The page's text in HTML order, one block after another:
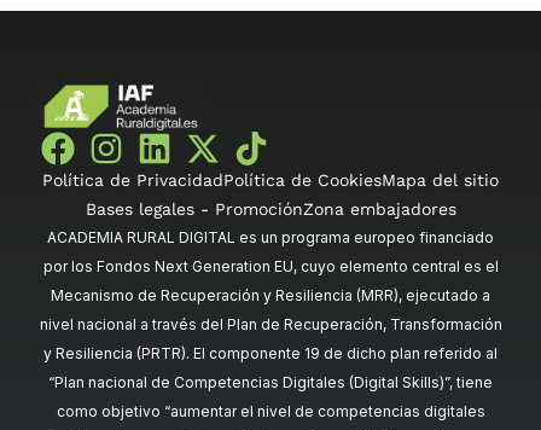
Política de PrivacidadPolítica de CookiesMapa del sitio
Bases legales - PromociónZona embajadores
ACADEMIA RURAL DIGITAL es un programa europeo financiado
por los Fondos Next Generation EU, cuyo elemento central es el
Mecanismo de Recuperación y Resiliencia (MRR), ejecutado a
nivel nacional a través del Plan de Recuperación, Transformación
y Resiliencia (PRTR). El componente 19 de dicho plan referido al
“Plan nacional de Competencias Digitales (Digital Skills)”, tiene
como objetivo “aumentar el nivel de competencias digitales